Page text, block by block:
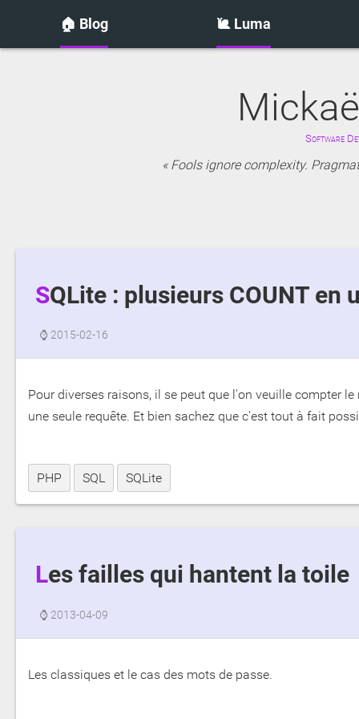
🏠 Blog 🐌 Luma
Mickaël
Software
Fools ignore complexity.
SQLite : plusieurs COUNT en
⌚ 2015-02-16
Pour diverses raisons, il se peut que l'on veuille compter
une seule requête. Et bien sachez que c'est tout à fait
PHP SQL SQLite
Les failles qui hantent la toile
⌚ 2013-04-09
Les classiques et le cas des mots de passe.